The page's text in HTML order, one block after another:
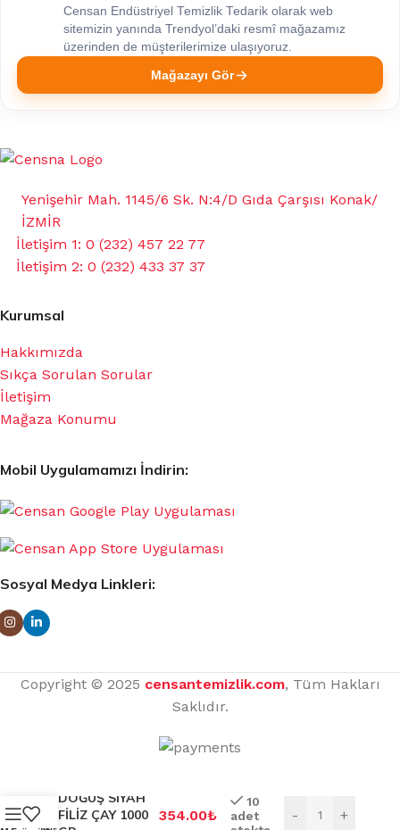
Censan Endüstriyel Temizlik Tedarik olarak web
sitemizin yanında Trendyol’daki resmî mağazamız
üzerinden de müşterilerimize ulaşıyoruz.
Mağazayı Gör
Yenişehir Mah. 1145/6 Sk. N:4/D Gıda Çarşısı Konak/
İZMİR
İletişim 1: 0 (232) 457 22 77
İletişim 2: 0 (232) 433 37 37
Kurumsal
Hakkımızda
Sıkça Sorulan Sorular
İletişim
Mağaza Konumu
Mobil Uygulamamızı İndirin:
Sosyal Medya Linkleri:
Copyright © 2025 censantemizlik.com, Tüm Hakları
Saklıdır.
DOĞUŞ SİYAH
FİLİZ ÇAY 1000
354.00₺
10
adet
- +